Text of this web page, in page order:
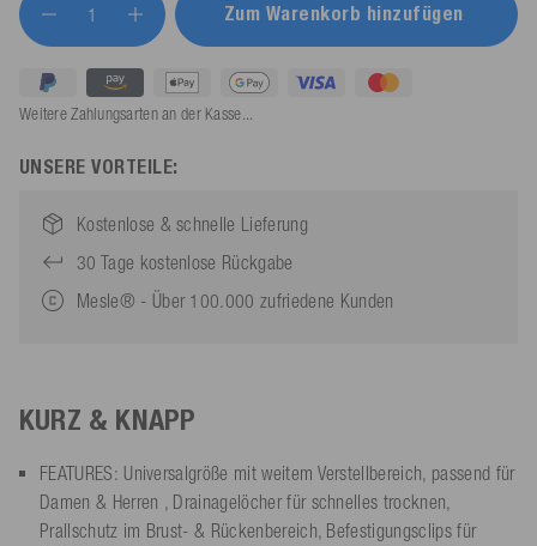
Zum Warenkorb hinzufügen
Weitere Zahlungsarten an der Kasse...
UNSERE VORTEILE:
Kostenlose & schnelle Lieferung
30 Tage kostenlose Rückgabe
Mesle® - Über 100.000 zufriedene Kunden
KURZ & KNAPP
FEATURES: Universalgröße mit weitem Verstellbereich, passend für
Damen & Herren , Drainagelöcher für schnelles trocknen,
Prallschutz im Brust- & Rückenbereich, Befestigungsclips für